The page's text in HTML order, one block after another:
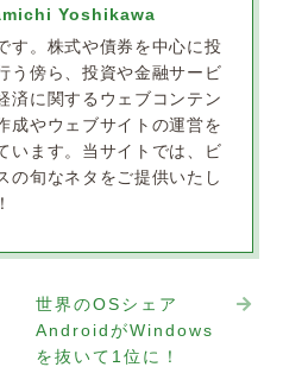
Yoshikawa
す。株式や債券を中心に投
う傍ら、投資や金融サービ
済に関するウェブコンテン
成やウェブサイトの運営を
います。当サイトでは、ビ
の旬なネタをご提供いたし
世界のOSシェア
AndroidがWindows
を抜いて1位に！